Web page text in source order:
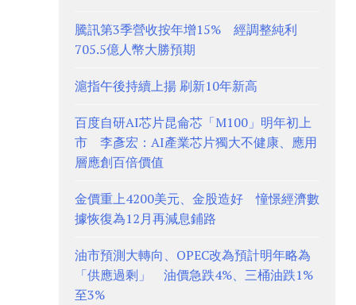
騰訊第3季營收按年增15% 經調整純利
705.5億人幣大勝預期
滬指午後持續上揚 刷新10年新高
百度自研AI芯片昆侖芯「M100」明年初上
市 李彥宏：AI產業芯片獨大不健康、應用
層應創百倍價值
金價重上4200美元、金股造好 憧憬經濟數
據恢復為12月再減息鋪路
油市預測大轉向、OPEC改為預計明年略為
「供應過剩」 油價急跌4%、三桶油跌1%
至3%